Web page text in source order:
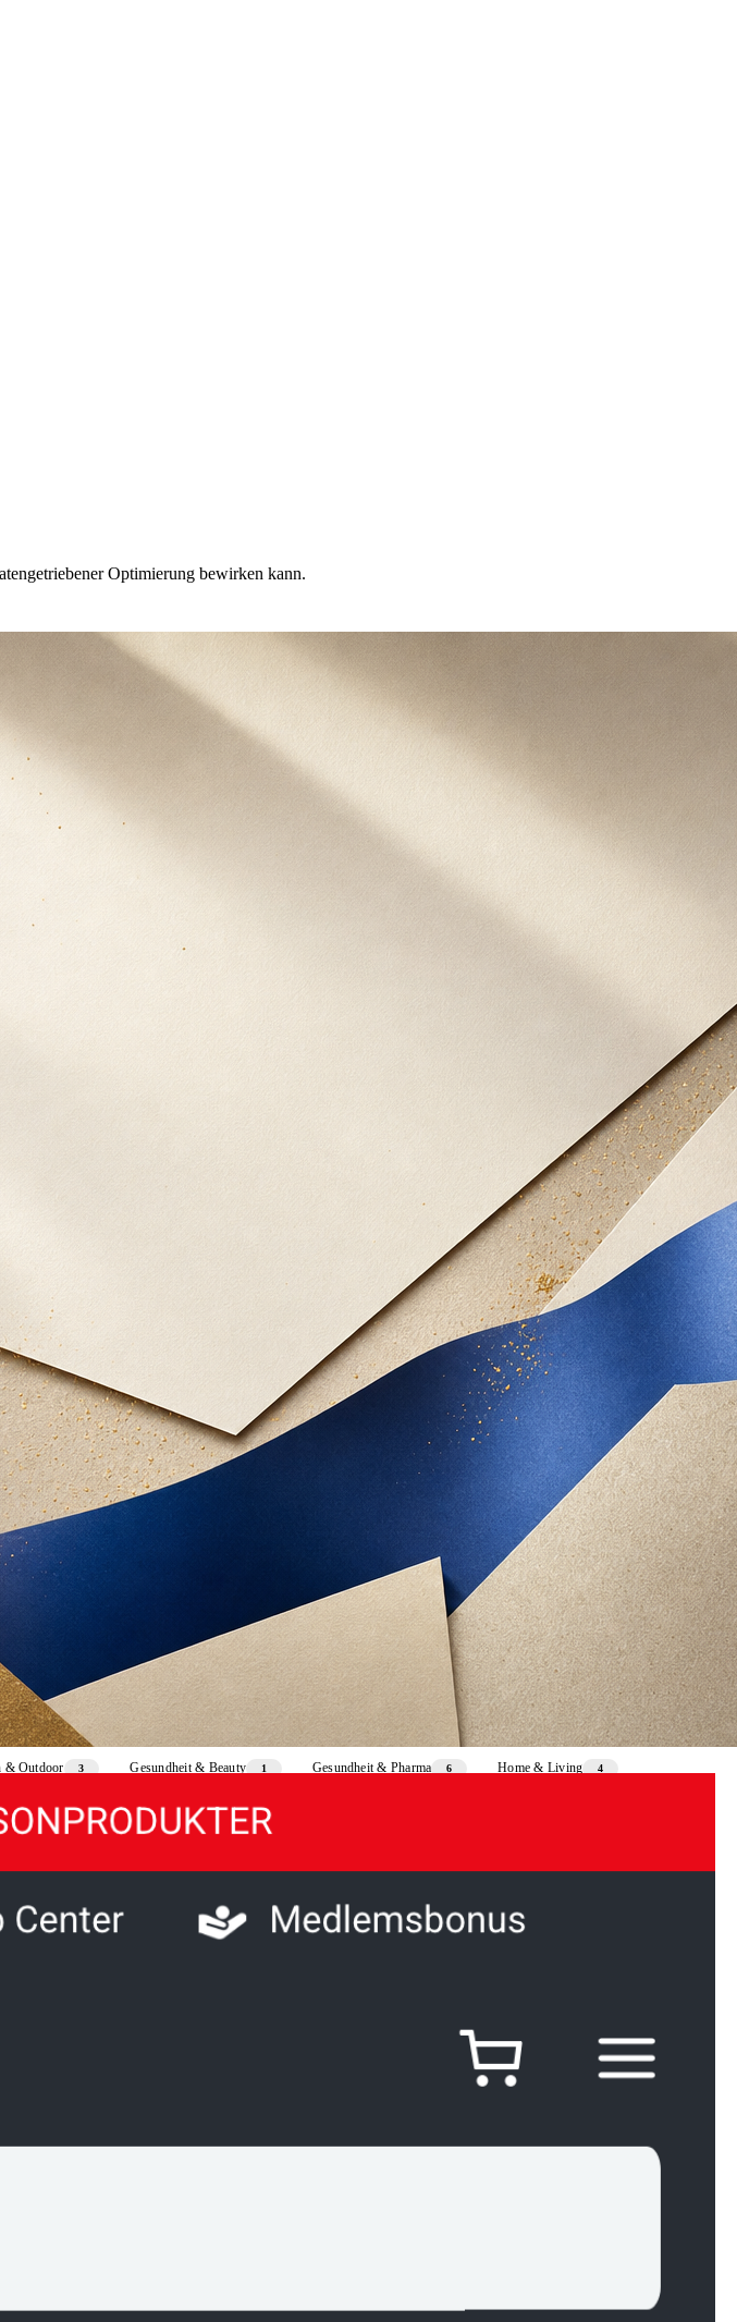
Optimierung bewirken kann.
& Outdoor 3 Gesundheit & Beauty 1 Gesundheit & Pharma 6 Home & Living 4